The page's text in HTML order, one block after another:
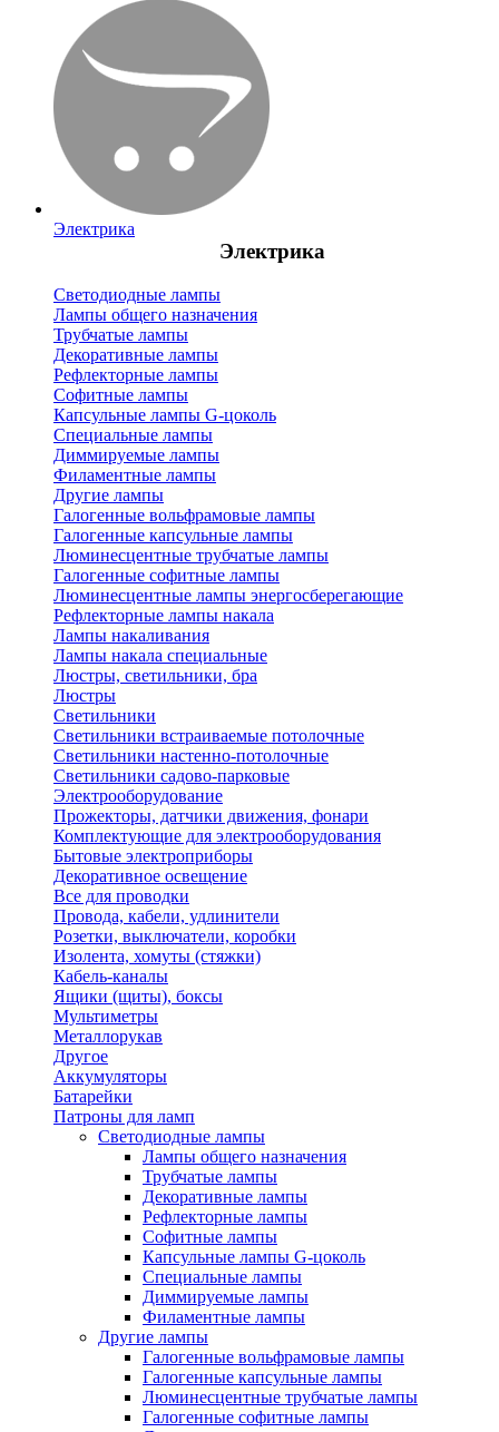
Электрика
Электрика
Светодиодные лампы
Лампы общего назначения
Трубчатые лампы
Декоративные лампы
Рефлекторные лампы
Софитные лампы
Капсульные лампы G-цоколь
Специальные лампы
Диммируемые лампы
Филаментные лампы
Другие лампы
Галогенные вольфрамовые лампы
Галогенные капсульные лампы
Люминесцентные трубчатые лампы
Галогенные софитные лампы
Люминесцентные лампы энергосберегающие
Рефлекторные лампы накала
Лампы накаливания
Лампы накала специальные
Люстры, светильники, бра
Люстры
Светильники
Светильники встраиваемые потолочные
Светильники настенно-потолочные
Светильники садово-парковые
Электрооборудование
Прожекторы, датчики движения, фонари
Комплектующие для электрооборудования
Бытовые электроприборы
Декоративное освещение
Все для проводки
Провода, кабели, удлинители
Розетки, выключатели, коробки
Изолента, хомуты (стяжки)
Кабель-каналы
Ящики (щиты), боксы
Мультиметры
Металлорукав
Другое
Аккумуляторы
Батарейки
Патроны для ламп
Светодиодные лампы
Лампы общего назначения
Трубчатые лампы
Декоративные лампы
Рефлекторные лампы
Софитные лампы
Капсульные лампы G-цоколь
Специальные лампы
Диммируемые лампы
Филаментные лампы
Другие лампы
Галогенные вольфрамовые лампы
Галогенные капсульные лампы
Люминесцентные трубчатые лампы
Галогенные софитные лампы